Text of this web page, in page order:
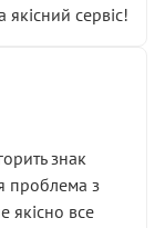
сервіс!
знак
проблема з
якісно все